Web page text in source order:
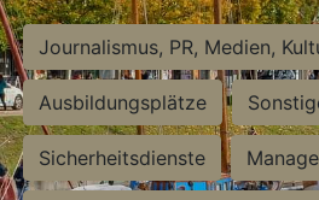
Journalismus, PR, Medien,
Ausbildungsplätze
Sicherheitsdienste